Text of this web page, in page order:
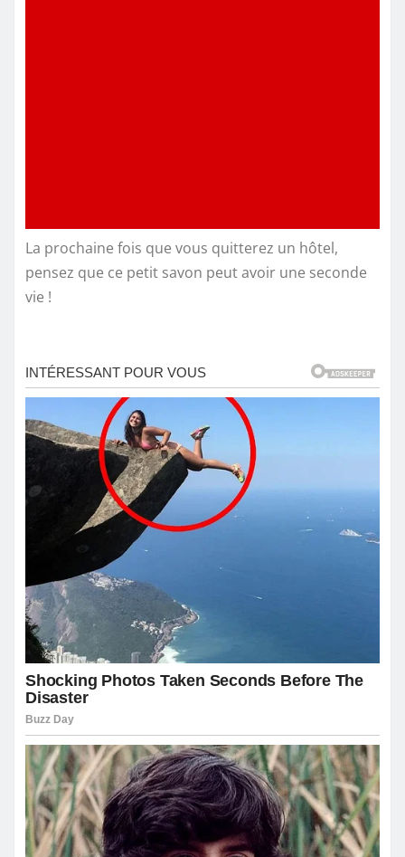
La prochaine fois que vous quitterez un hôtel,
pensez que ce petit savon peut avoir une seconde
vie !